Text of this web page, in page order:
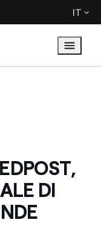
IT
DI